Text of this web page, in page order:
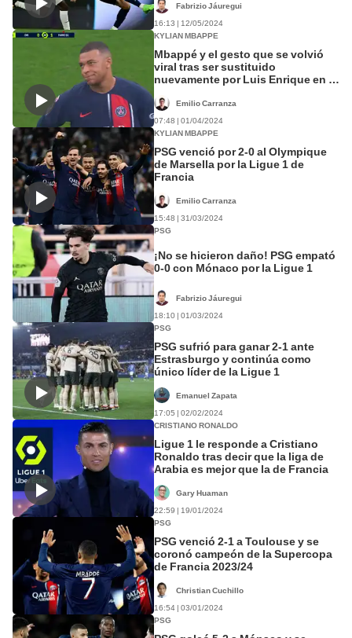
Fabrizio Jáuregui
16:13 | 12/05/2024
KYLIAN MBAPPE
Mbappé y el gesto que se volvió
viral tras ser sustituido
nuevamente por Luis Enrique en el
Emilio Carranza
07:48 | 01/04/2024
KYLIAN MBAPPE
PSG venció por 2-0 al Olympique
de Marsella por la Ligue 1 de
Francia
Emilio Carranza
15:48 | 31/03/2024
PSG
¡No se hicieron daño! PSG empató
0-0 con Mónaco por la Ligue 1
Fabrizio Jáuregui
18:10 | 01/03/2024
PSG
PSG sufrió para ganar 2-1 ante
Estrasburgo y continúa como
único líder de la Ligue 1
Emanuel Zapata
17:05 | 02/02/2024
CRISTIANO RONALDO
Ligue 1 le responde a Cristiano
Ronaldo tras decir que la liga de
Arabia es mejor que la de Francia
Gary Huaman
22:59 | 19/01/2024
PSG
PSG venció 2-1 a Toulouse y se
coronó campeón de la Supercopa
de Francia 2023/24
Christian Cuchillo
16:54 | 03/01/2024
PSG